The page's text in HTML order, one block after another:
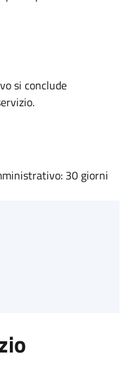
si conclude
30 giorni